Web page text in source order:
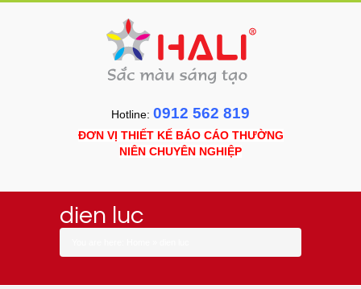
Hotline: 0912 562 819
ĐƠN VỊ THIẾT KẾ BÁO CÁO THƯỜNG
NIÊN CHUYÊN NGHIỆP
dien luc